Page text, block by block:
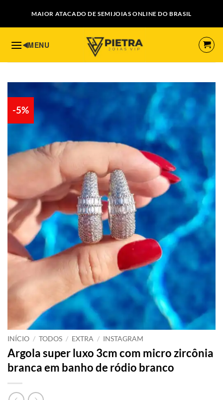
content
MAIOR ATACADO DE SEMIJOIAS ONLINE DO BRASIL
-5%
INÍCIO / TODOS / EXTRA / INSTAGRAM
Argola super luxo 3cm com micro zircônia
branca em banho de ródio branco